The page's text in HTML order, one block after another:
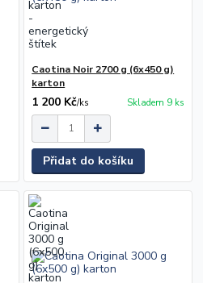
Caotina Noir 2700 g (6x450 g)
karton
1 200 Kč/ks Skladem 9 ks
Přidat do košíku